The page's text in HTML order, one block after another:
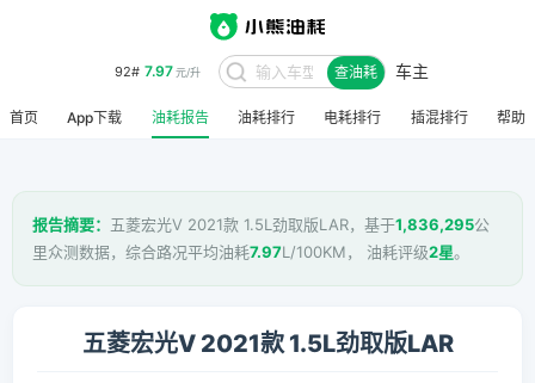
92# 7.97元/升 查油耗 车主
首页 App下载 油耗报告 油耗排行 电耗排行 插混排行 帮助
报告摘要： 五菱宏光V 2021款 1.5L劲取版LAR，基于1,836,295公
里众测数据，综合路况平均油耗7.97L/100KM， 油耗评级2星。
五菱宏光V 2021款 1.5L劲取版LAR